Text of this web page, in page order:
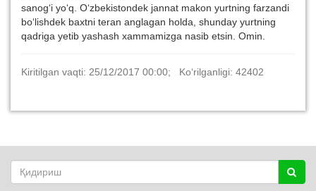
sanog‘i yo‘q. O‘zbekistondek jannat makon yurtning farzandi
bo‘lishdek baxtni teran anglagan holda, shunday yurtning
qadriga yetib yashash xammamizga nasib etsin. Omin.
Kiritilgan vaqti: 25/12/2017 00:00; Ko‘rilganligi: 42402